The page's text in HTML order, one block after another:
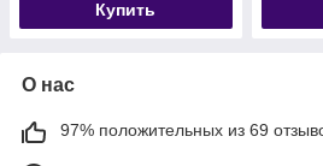
Купить
О нас
97% положительных из 69